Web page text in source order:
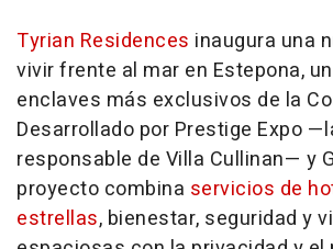
Tyrian Residences inaugura una
vivir frente al mar en Estepona,
enclaves más exclusivos de la
Desarrollado por Prestige Expo
responsable de Villa Cullinan— y
proyecto combina servicios de
estrellas, bienestar, seguridad y